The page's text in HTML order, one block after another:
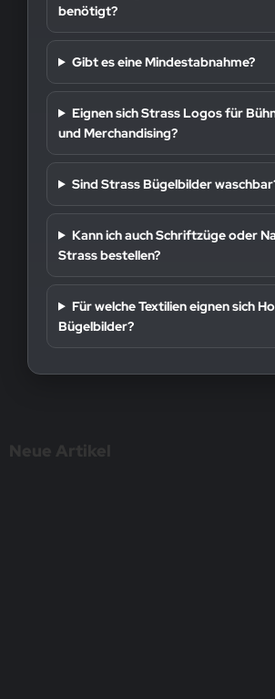
benötigt?
Gibt es eine Mindestabnahme?
Eignen sich Strass Logos für
und Merchandising?
Sind Strass Bügelbilder
Kann ich auch Schriftzüge oder
Strass bestellen?
Für welche Textilien eignen sich
Bügelbilder?